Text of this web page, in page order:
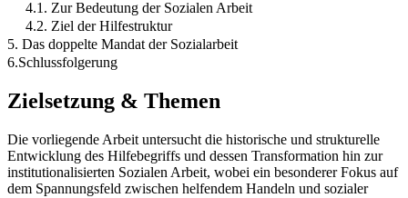
4.1. Zur Bedeutung der Sozialen Arbeit
4.2. Ziel der Hilfestruktur
5. Das doppelte Mandat der Sozialarbeit
6.Schlussfolgerung
Zielsetzung & Themen
Die vorliegende Arbeit untersucht die historische und strukturelle
Entwicklung des Hilfebegriffs und dessen Transformation hin zur
institutionalisierten Sozialen Arbeit, wobei ein besonderer Fokus auf
dem Spannungsfeld zwischen helfendem Handeln und sozialer